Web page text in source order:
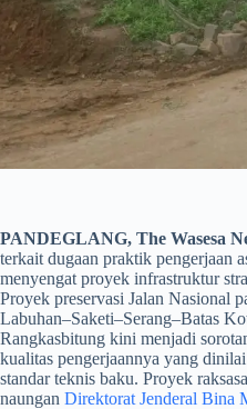
PANDEGLANG, The Wasesa
terkait dugaan praktik pengerjaan
menyengat proyek infrastruktur
Proyek preservasi Jalan Nasional
Labuhan–Saketi–Serang–Batas
Rangkasbitung kini menjadi
kualitas pengerjaannya yang
standar teknis baku. Proyek
naungan Direktorat Jenderal Bina